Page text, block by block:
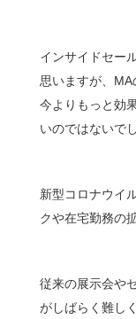
インサイドセー
思いますが、
今よりもっと効
いのではないで
新型コロナウイ
クや在宅勤務の
従来の展示会や
がしばらく難し